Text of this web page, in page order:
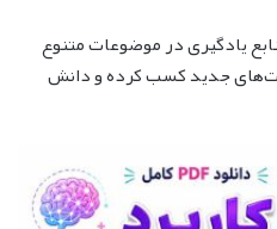
یادگیری در موضوعات متنوع
جدید کسب کرده و دانش